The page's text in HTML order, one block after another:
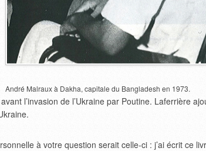
André Malraux à Dakha, capitale du Bangladesh en 1973.
l’invasion de l’Ukraine par Poutine. Laferrière
à votre question serait celle-ci : j’ai écrit ce